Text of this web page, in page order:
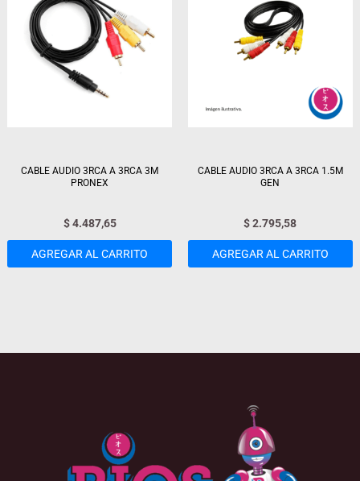
CABLE AUDIO 3RCA A 3RCA 3M
PRONEX
$4.487,65
AGREGAR AL CARRITO
CABLE AUDIO 3RCA A 3RCA 1.5M
GEN
$2.795,58
AGREGAR AL CARRITO